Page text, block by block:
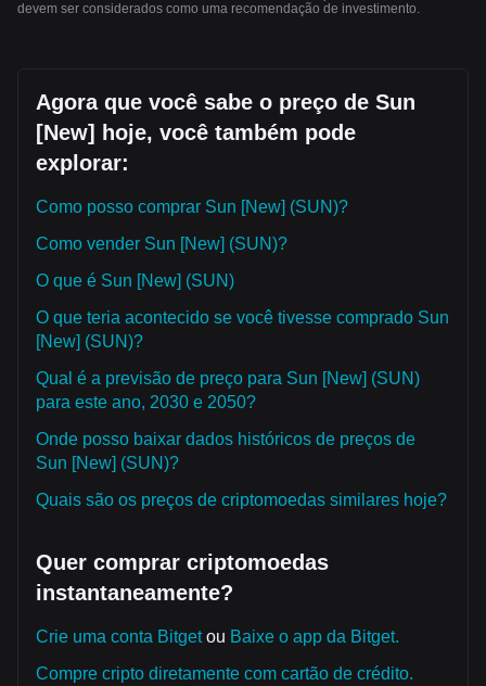
devem ser considerados como uma recomendação de investimento.
Agora que você sabe o preço de Sun
[New] hoje, você também pode
explorar:
Como posso comprar Sun [New] (SUN)?
Como vender Sun [New] (SUN)?
O que é Sun [New] (SUN)
O que teria acontecido se você tivesse comprado Sun
[New] (SUN)?
Qual é a previsão de preço para Sun [New] (SUN)
para este ano, 2030 e 2050?
Onde posso baixar dados históricos de preços de
Sun [New] (SUN)?
Quais são os preços de criptomoedas similares hoje?
Quer comprar criptomoedas
instantaneamente?
Crie uma conta Bitgetou Baixe o app da Bitget.
Compre cripto diretamente com cartão de crédito.